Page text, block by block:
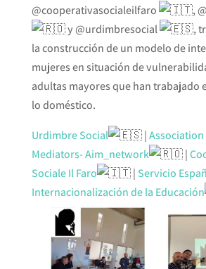
@cooperativasocialeilfaro
,
y @urdimbresocial
,
la construcción de un modelo de
mujeres en situación de
adultas mayores que han trabajado
lo doméstico.
Urdimbre Social |
Mediators- Aim_network
|
Sociale Il Faro
| Servicio
Internacionalización de la Educación